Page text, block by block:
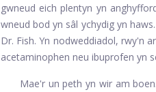
gwneud eich plentyn yn
wneud bod yn sâl ychydig yn
Dr. Fish. Yn nodweddiadol, rwy'n
acetaminophen neu ibuprofen yn
Mae'r un peth yn wir am